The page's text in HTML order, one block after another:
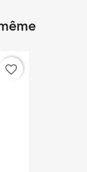
favorite_border